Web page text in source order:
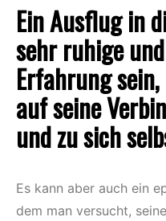
Ein Ausflug in
sehr ruhige
Erfahrung
auf seine
und zu sich
Es kann aber auch ein
dem man versucht,